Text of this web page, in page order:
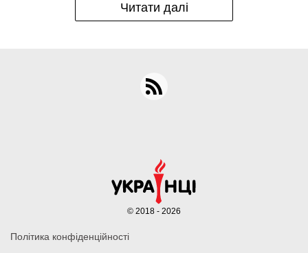
Читати далі
Політика конфіденційності
© 2018 - 2026